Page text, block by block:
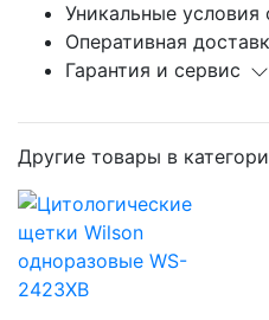
Уникальные условия
Оперативная
Гарантия и сервис
Другие товары в